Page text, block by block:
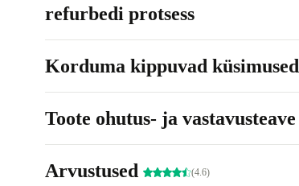
refurbedi protsess
Korduma kippuvad küsimused
Toote ohutus- ja vastavusteave
Arvustused (4.6)